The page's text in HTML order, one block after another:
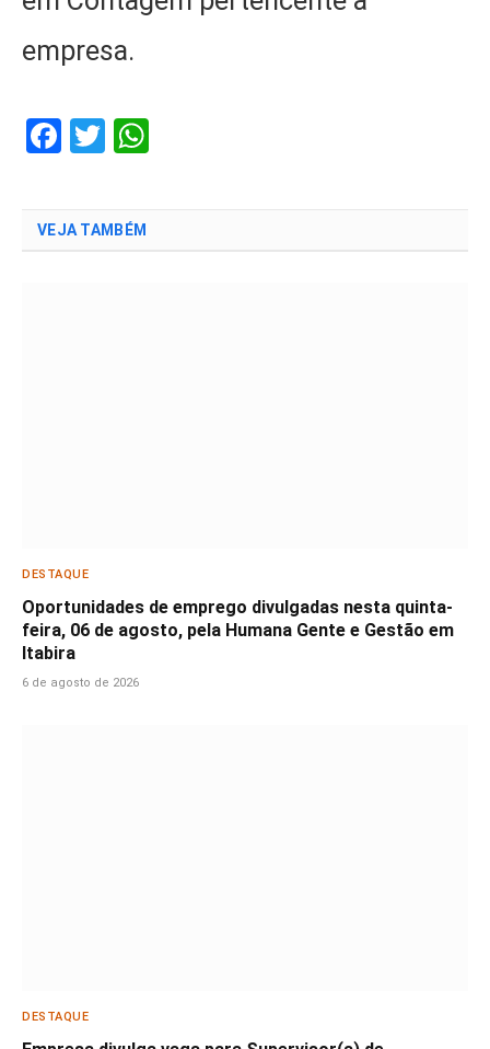
empresa.
Facebook
Twitter
VEJA TAMBÉM
DESTAQUE
Oportunidades de emprego divulgadas nesta quinta-
feira, 06 de agosto, pela Humana Gente e Gestão em
Itabira
6 de agosto de 2026
DESTAQUE